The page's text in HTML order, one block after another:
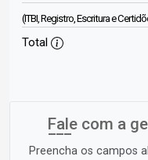
(ITBI, Registro, Escritura e
Total
Fale com a
Preencha os campos